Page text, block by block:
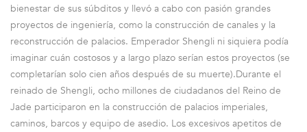
bienestar de sus súbditos y llevó a cabo con pasión grandes
proyectos de ingeniería, como la construcción de canales y la
reconstrucción de palacios. Emperador Shengli ni siquiera podía
imaginar cuán costosos y a largo plazo serían estos proyectos (se
completarían solo cien años después de su muerte).Durante el
reinado de Shengli, ocho millones de ciudadanos del Reino de
Jade participaron en la construcción de palacios imperiales,
caminos, barcos y equipo de asedio. Los excesivos apetitos de